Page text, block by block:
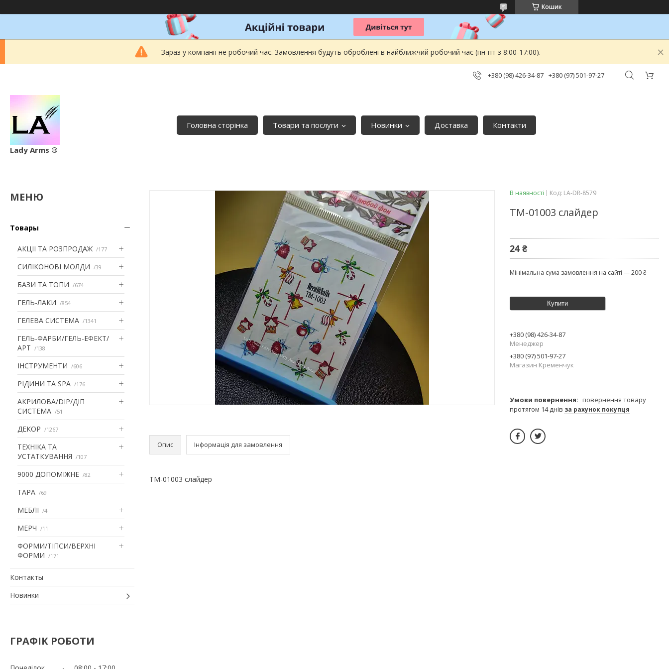
Кошик
Зараз у компанії не робочий час. Замовлення будуть оброблені в найближчий робочий час (пн-пт з 8:00-17:00).
+380 (98) 426-34-87 +380 (97) 501-97-27
Lady Arms ®
Головна сторінка Товари та послуги Новинки Доставка Контакти
Товары
АКЦІІ ТА РОЗПРОДАЖ 177
СИЛІКОНОВІ МОЛДИ 39
БАЗИ ТА ТОПИ 674
ГЕЛЬ-ЛАКИ 854
ГЕЛЕВА СИСТЕМА 1341
ГЕЛЬ-ФАРБИ/ГЕЛЬ-ЕФЕКТ/
АРТ
138
ІНСТРУМЕНТИ 606
РІДИНИ ТА SPA 176
АКРИЛОВА/DIP/ДІП
СИСТЕМА
51
ДЕКОР 1267
ТЕХНІКА ТА
УСТАТКУВАННЯ
107
9000 ДОПОМІЖНЕ 82
ТАРА 69
МЕБЛІ 4
МЕРЧ 11
ФОРМИ/ТІПСИ/ВЕРХНІ
ФОРМИ
171
Контакты
Новинки
ГРАФІК РОБОТИ
Опис Інформація для замовлення
TM-01003 слайдер
В наявності Код: LA-DR-8579
TM-01003 слайдер
24 ₴
Мінімальна сума замовлення на сайті — 200 ₴
Купити
+380 (98) 426-34-87
Менеджер
+380 (97) 501-97-27
Магазин Кременчук
повернення товару
протягом 14 днів за рахунок покупця